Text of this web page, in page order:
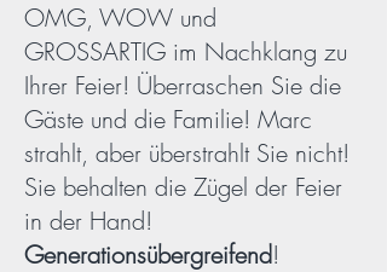
OMG, WOW und
GROSSARTIG im Nachklang zu
Ihrer Feier! Überraschen Sie die
Gäste und die Familie! Marc
strahlt, aber überstrahlt Sie nicht!
Sie behalten die Zügel der Feier
in der Hand!
Generationsübergreifend!